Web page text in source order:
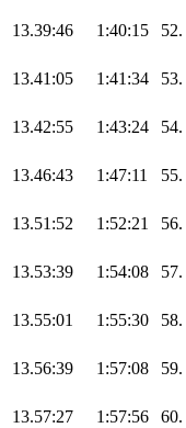
13.39:46 1:40:15 52.
13.41:05 1:41:34 53.
13.42:55 1:43:24 54.
13.46:43 1:47:11 55.
13.51:52 1:52:21 56.
13.53:39 1:54:08 57.
13.55:01 1:55:30 58.
13.56:39 1:57:08 59.
13.57:27 1:57:56 60.